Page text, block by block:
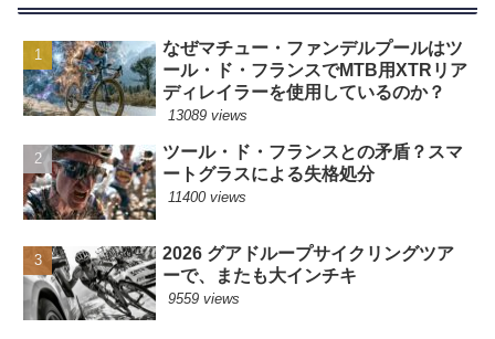
なぜマチュー・ファンデルプールはツ
ール・ド・フランスでMTB用XTRリア
ディレイラーを使用しているのか？
13089 views
ツール・ド・フランスとの矛盾？スマ
ートグラスによる失格処分
11400 views
2026 グアドループサイクリングツア
ーで、またも大インチキ
9559 views